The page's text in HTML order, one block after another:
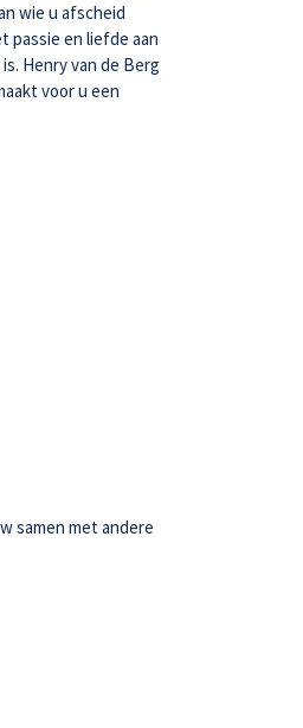
wie u afscheid
passie en liefde aan
Henry van de Berg
voor u een
samen met andere